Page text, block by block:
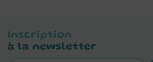
Inscription
à la newsletter